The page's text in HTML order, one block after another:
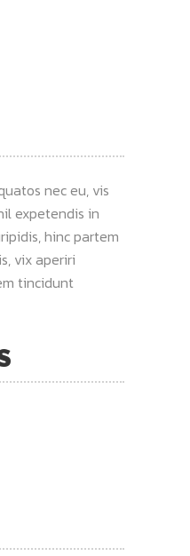
nec eu, vis
expetendis in
hinc partem
vix aperiri
tincidunt